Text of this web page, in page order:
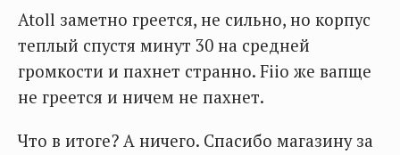
Atoll заметно греется, не сильно, но корпус
теплый спустя минут 30 на средней
громкости и пахнет странно. Fiio же вапще
не греется и ничем не пахнет.
Что в итоге? А ничего. Спасибо магазину за